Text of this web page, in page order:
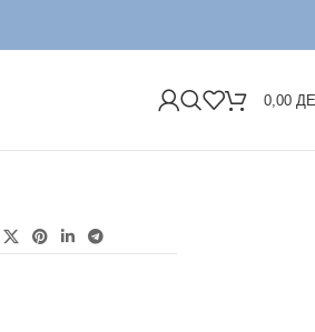
0,00